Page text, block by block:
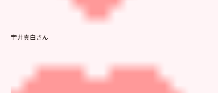
宇井真白さん